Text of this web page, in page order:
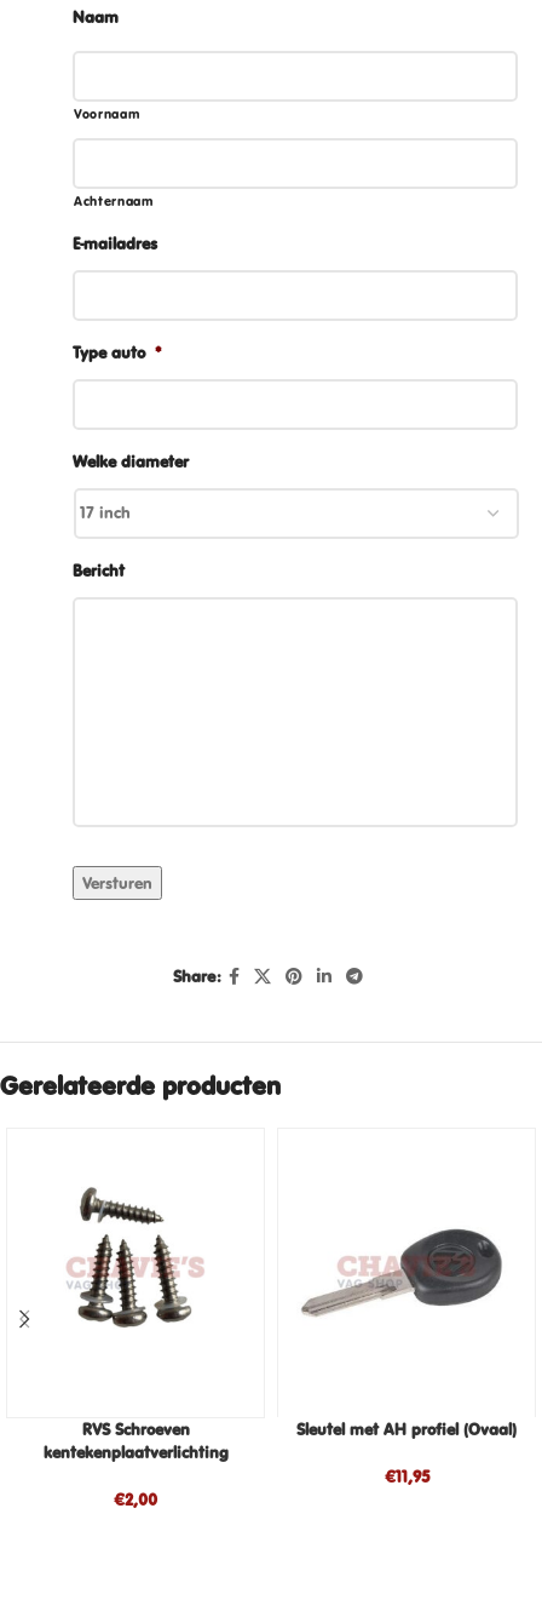
Naam
Voornaam
Achternaam
E-mailadres
Type auto *
Welke diameter
Bericht
Versturen
Share:
Gerelateerde producten
RVS Schroeven
kentekenplaatverlichting
€2,00
Sleutel met AH profiel (Ovaal)
€11,95